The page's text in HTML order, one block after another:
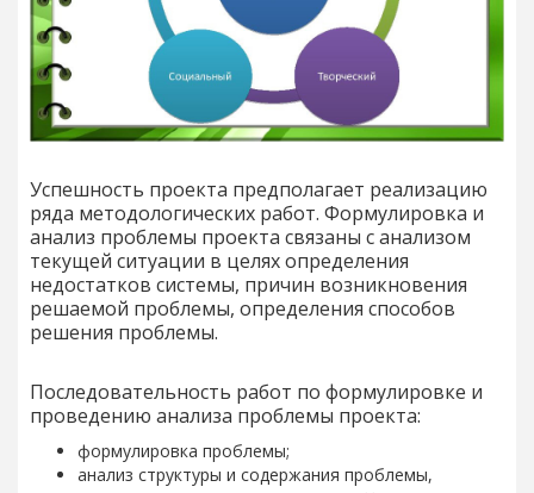
Успешность проекта предполагает реализацию
ряда методологических работ. Формулировка и
анализ проблемы проекта связаны с анализом
текущей ситуации в целях определения
недостатков системы, причин возникновения
решаемой проблемы, определения способов
решения проблемы.
Последовательность работ по формулировке и
проведению анализа проблемы проекта:
формулировка проблемы;
анализ структуры и содержания проблемы,